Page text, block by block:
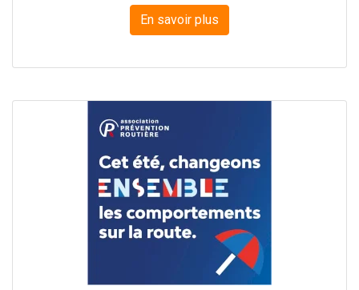
En savoir plus